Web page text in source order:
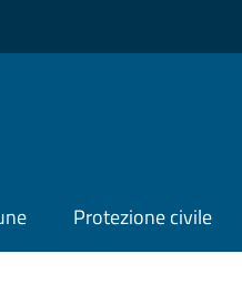
Protezione civile